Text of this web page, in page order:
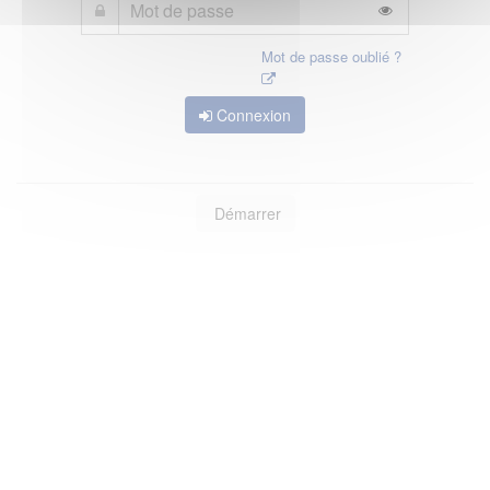
Mot de passe oublié ?
Connexion
Démarrer